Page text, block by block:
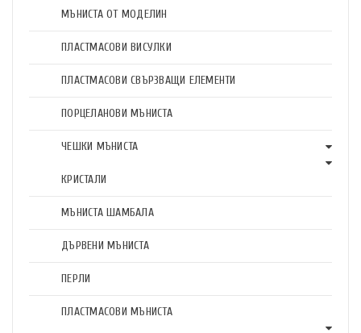
МЪНИСТА ОТ МОДЕЛИН
ПЛАСТМАСОВИ ВИСУЛКИ
ПЛАСТМАСОВИ СВЪРЗВАЩИ ЕЛЕМЕНТИ
ПОРЦЕЛАНОВИ МЪНИСТА
ЧЕШКИ МЪНИСТА
КРИСТАЛИ
МЪНИСТА ШАМБАЛА
ДЪРВЕНИ МЪНИСТА
ПЕРЛИ
ПЛАСТМАСОВИ МЪНИСТА